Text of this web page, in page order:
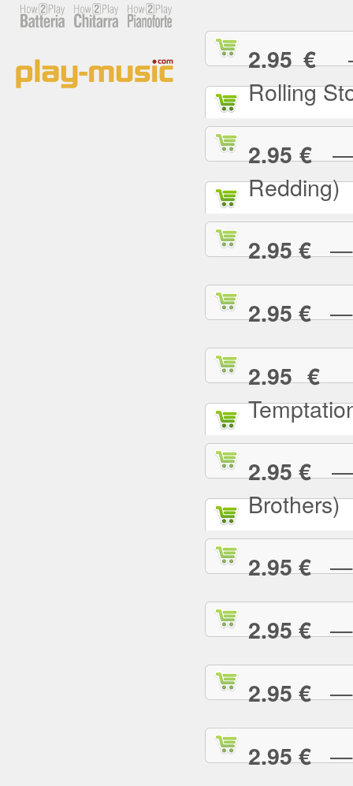
2.95 €—
Rolling
2.95 €—
Redding)
2.95 €—
2.95 €—
2.95 €—
2.95 €—
Brothers)
2.95 €—
2.95 €—
2.95 €—
2.95 €—